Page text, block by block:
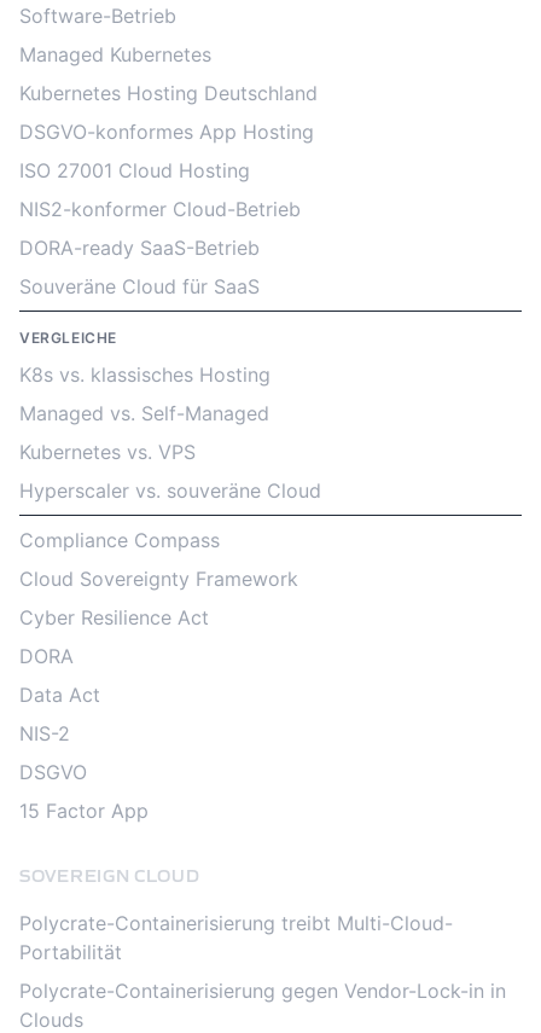
Software-Betrieb
Managed Kubernetes
Kubernetes Hosting Deutschland
DSGVO-konformes App Hosting
ISO 27001 Cloud Hosting
NIS2-konformer Cloud-Betrieb
DORA-ready SaaS-Betrieb
Souveräne Cloud für SaaS
VERGLEICHE
K8s vs. klassisches Hosting
Managed vs. Self-Managed
Kubernetes vs. VPS
Hyperscaler vs. souveräne Cloud
Compliance Compass
Cloud Sovereignty Framework
Cyber Resilience Act
DORA
Data Act
NIS-2
DSGVO
15 Factor App
SOVEREIGN CLOUD
Polycrate-Containerisierung treibt Multi-Cloud-
Portabilität
Polycrate-Containerisierung gegen Vendor-Lock-in in
Clouds